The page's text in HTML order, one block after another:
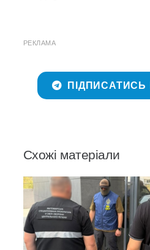
РЕКЛАМА
ПІДПИСАТИСЬ
Схожі матеріали